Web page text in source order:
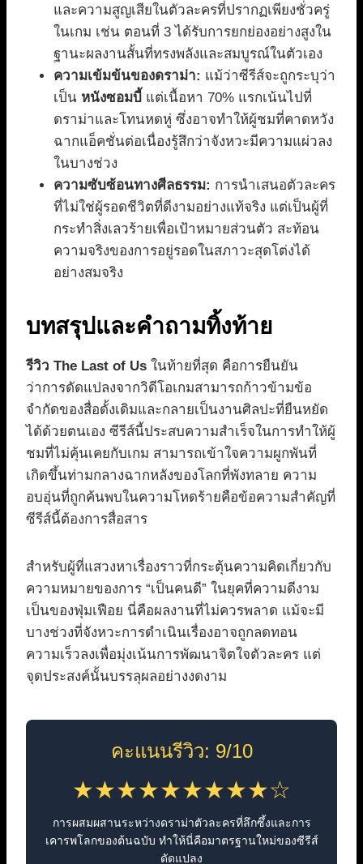
และความสูญเสียในตัวละครที่ปรากฏเพียงชั่วครู่
ในเกม เช่น ตอนที่ 3 ได้รับการยกย่องอย่างสูงใน
ฐานะผลงานสั้นที่ทรงพลังและสมบูรณ์ในตัวเอง
ความเข้มข้นของดราม่า: แม้ว่าซีรีส์จะถูกระบุว่า
เป็น หนังซอมบี้ แต่เนื้อหา 70% แรกเน้นไปที่
ดราม่าและโทนหดหู่ ซึ่งอาจทำให้ผู้ชมที่คาดหวัง
ฉากแอ็คชั่นต่อเนื่องรู้สึกว่าจังหวะมีความแผ่วลง
ในบางช่วง
ความซับซ้อนทางศีลธรรม: การนำเสนอตัวละคร
ที่ไม่ใช่ผู้รอดชีวิตที่ดีงามอย่างแท้จริง แต่เป็นผู้ที่
กระทำสิ่งเลวร้ายเพื่อเป้าหมายส่วนตัว สะท้อน
ความจริงของการอยู่รอดในสภาวะสุดโต่งได้
อย่างสมจริง
บทสรุปและคำถามทิ้งท้าย
รีวิว The Last of Us ในท้ายที่สุด คือการยืนยัน
ว่าการดัดแปลงจากวิดีโอเกมสามารถก้าวข้ามข้อ
จำกัดของสื่อดั้งเดิมและกลายเป็นงานศิลปะที่ยืนหยัด
ได้ด้วยตนเอง ซีรีส์นี้ประสบความสำเร็จในการทำให้ผู้
ชมที่ไม่คุ้นเคยกับเกม สามารถเข้าใจความผูกพันที่
เกิดขึ้นท่ามกลางฉากหลังของโลกที่พังทลาย ความ
อบอุ่นที่ถูกค้นพบในความโหดร้ายคือข้อความสำคัญที่
ซีรีส์นี้ต้องการสื่อสาร
สำหรับผู้ที่แสวงหาเรื่องราวที่กระตุ้นความคิดเกี่ยวกับ
ความหมายของการ “เป็นคนดี” ในยุคที่ความดีงาม
เป็นของฟุ่มเฟือย นี่คือผลงานที่ไม่ควรพลาด แม้จะมี
บางช่วงที่จังหวะการดำเนินเรื่องอาจถูกลดทอน
ความเร็วลงเพื่อมุ่งเน้นการพัฒนาจิตใจตัวละคร แต่
จุดประสงค์นั้นบรรลุผลอย่างงดงาม
คะแนนรีวิว: 9/10
★★★★★★★★★☆
การผสมผสานระหว่างดราม่าตัวละครที่ลึกซึ้งและการ
เคารพโลกของต้นฉบับ ทำให้นี่คือมาตรฐานใหม่ของซีรีส์
ดัดแปลง